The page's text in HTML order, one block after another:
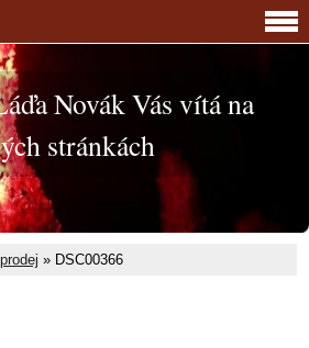
Novák Vás vítá na
stránkách
» DSC00366